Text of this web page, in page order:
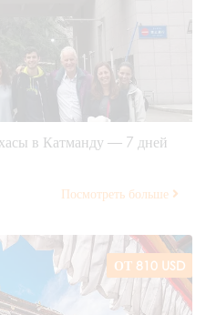
в Катманду — 7 дней
Посмотреть больше
ОТ 810 USD